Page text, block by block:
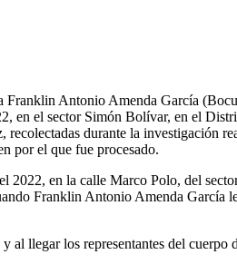
Antonio Amenda García
en el sector Simón Bolívar, en el
durante la investigación
por el que fue procesado.
2022, en la calle Marco Polo, del
Franklin Antonio Amenda García
al llegar los representantes del cuerpo